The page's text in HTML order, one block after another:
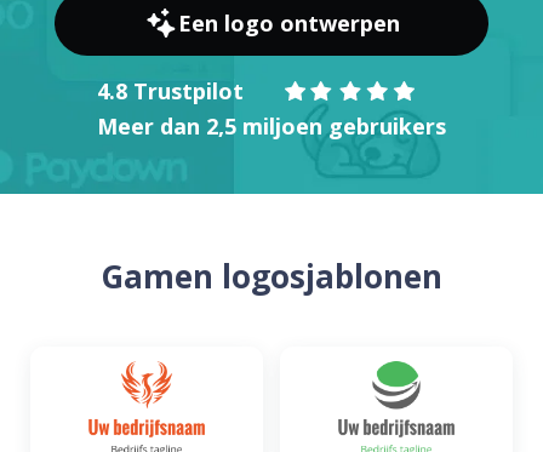
Een logo ontwerpen
4.8 Trustpilot
Meer dan 2,5 miljoen gebruikers
Gamen logosjablonen